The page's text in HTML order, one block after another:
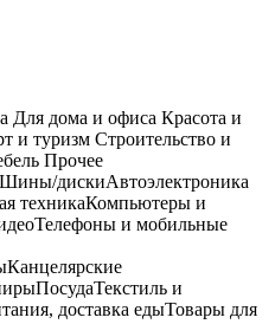
Для дома и офиса Красота и
и туризм Строительство и
Прочее
Шины/дискиАвтоэлектроника
техникаКомпьютеры и
Телефоны и мобильные
Канцелярские
ПосудаТекстиль и
доставка едыТовары для